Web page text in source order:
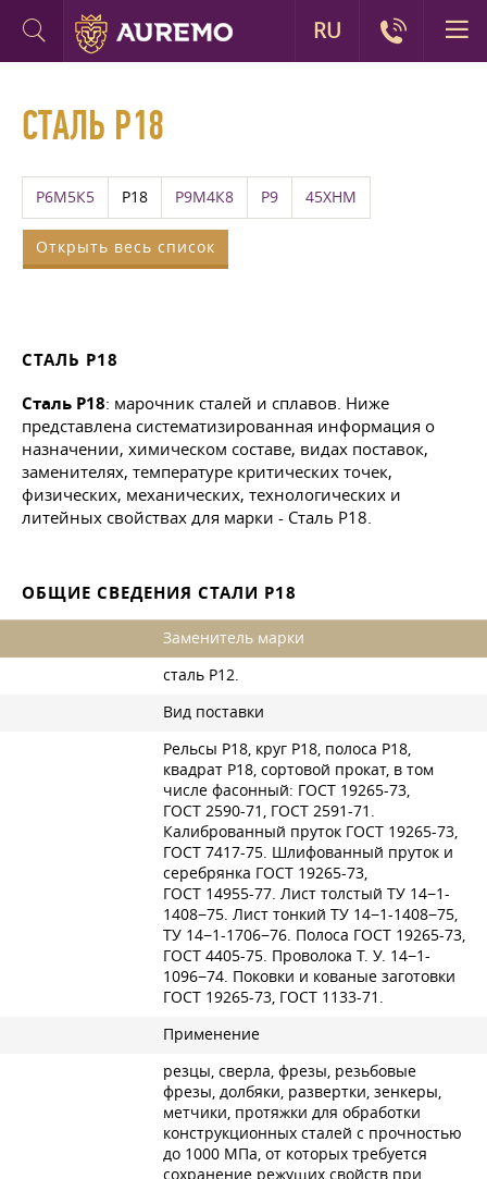
СТАЛЬ Р18
Р6М5К5 Р18 Р9М4К8 Р9 45ХНМ
Открыть весь список
СТАЛЬ Р18
Сталь Р18: марочник сталей и сплавов. Ниже
представлена систематизированная информация о
назначении, химическом составе, видах поставок,
заменителях, температуре критических точек,
физических, механических, технологических и
литейных свойствах для марки - Сталь Р18.
ОБЩИЕ СВЕДЕНИЯ СТАЛИ Р18
Заменитель марки
сталь Р12.
Вид поставки
Рельсы Р18, круг Р18, полоса Р18,
квадрат Р18, сортовой прокат, в том
числе фасонный: ГОСТ 19265-73,
ГОСТ 2590-71 , ГОСТ 2591-71 .
Калиброванный пруток ГОСТ 19265-73,
ГОСТ 7417-75. Шлифованный пруток и
серебрянка ГОСТ 19265-73,
ГОСТ 14955-77. Лист толстый ТУ 14−1-
1408−75. Лист тонкий ТУ 14−1-1408−75,
ТУ 14−1-1706−76. Полоса ГОСТ 19265-73,
ГОСТ 4405-75. Проволока Т. У. 14−1-
1096−74. Поковки и кованые заготовки
ГОСТ 19265-73, ГОСТ 1133-71 .
Применение
резцы, сверла, фрезы, резьбовые
фрезы, долбяки, развертки, зенкеры,
метчики, протяжки для обработки
конструкционных сталей с прочностью
до 1000 МПа, от которых требуется
сохранение режущих свойств при
RU